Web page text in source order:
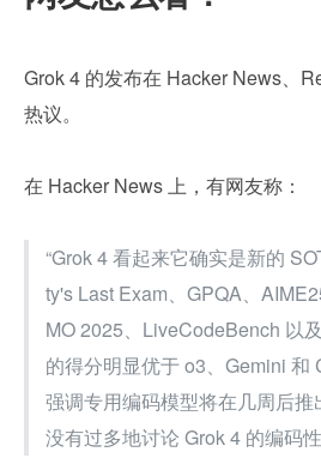
Grok 4 的发布在 Hacker News、
热议。
在 Hacker News 上，有网友称：
“Grok 4 看起来它确实是新的
ty's Last Exam、GPQA、
MO 2025、LiveCodeBench 以
的得分明显优于 o3、Gemini 和
强调专用编码模型将在几周后
没有过多地讨论 Grok 4 的编码